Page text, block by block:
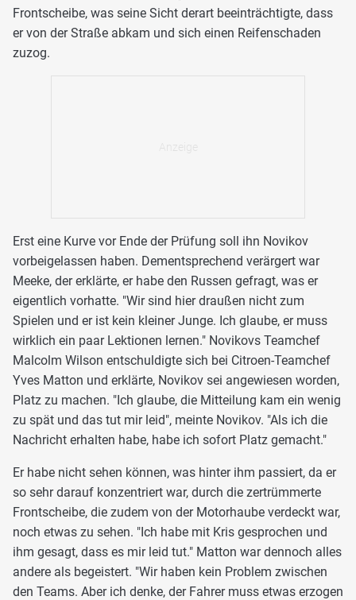
Frontscheibe, was seine Sicht derart beeinträchtigte, dass
er von der Straße abkam und sich einen Reifenschaden
zuzog.
Erst eine Kurve vor Ende der Prüfung soll ihn Novikov
vorbeigelassen haben. Dementsprechend verärgert war
Meeke, der erklärte, er habe den Russen gefragt, was er
eigentlich vorhatte. "Wir sind hier draußen nicht zum
Spielen und er ist kein kleiner Junge. Ich glaube, er muss
wirklich ein paar Lektionen lernen." Novikovs Teamchef
Malcolm Wilson entschuldigte sich bei Citroen-Teamchef
Yves Matton und erklärte, Novikov sei angewiesen worden,
Platz zu machen. "Ich glaube, die Mitteilung kam ein wenig
zu spät und das tut mir leid", meinte Novikov. "Als ich die
Nachricht erhalten habe, habe ich sofort Platz gemacht."
Er habe nicht sehen können, was hinter ihm passiert, da er
so sehr darauf konzentriert war, durch die zertrümmerte
Frontscheibe, die zudem von der Motorhaube verdeckt war,
noch etwas zu sehen. "Ich habe mit Kris gesprochen und
ihm gesagt, dass es mir leid tut." Matton war dennoch alles
andere als begeistert. "Wir haben kein Problem zwischen
den Teams. Aber ich denke, der Fahrer muss etwas erzogen